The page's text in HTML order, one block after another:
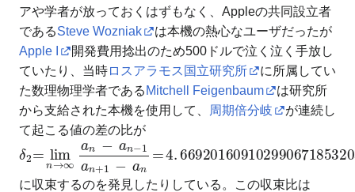
アや学者が放っておくはずもなく、Appleの共同設立者
であるSteve Wozniak
は本機の熱心なユーザだったが
Apple I
開発費用捻出のため500ドルで泣く泣く手放し
ていたり、当時ロスアラモス国立研究所
に所属してい
た数理物理学者である Mitchell Feigenbaum
は研究所
から支給された本機を使用して、
周期倍分岐
が連続し
て起こる値の差の比が
δ lim →∞ an −an− n +1−an=4.6692016091029
に収束するのを発見したりしている。この収束比は